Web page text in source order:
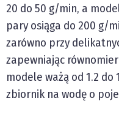
20 do 50 g/min, a
pary osiąga do 200 g/
zarówno przy
zapewniając
modele ważą od 1.2 do
zbiornik na wodę o